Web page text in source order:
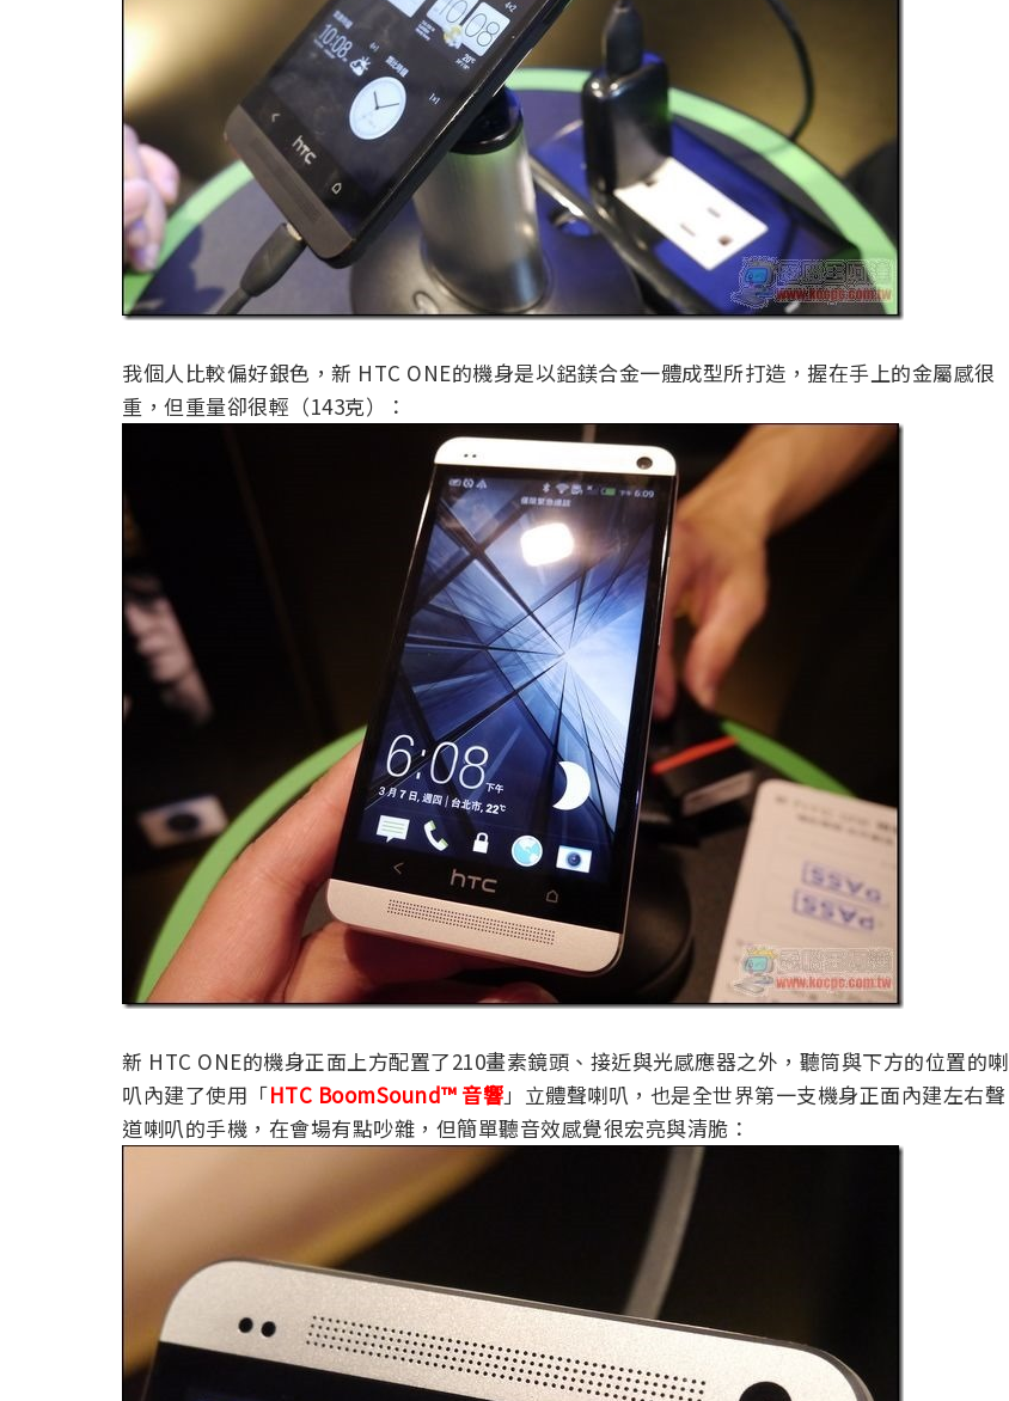
我個人比較偏好銀色，新 HTC ONE的機身是以鋁鎂合金一體成型所打造，握在手上的金屬感很
重，但重量卻很輕（143克）：
新 HTC ONE的機身正面上方配置了210畫素鏡頭、接近與光感應器之外，聽筒與下方的位置的喇
叭內建了使用「HTC BoomSound™ 音響」立體聲喇叭，也是全世界第一支機身正面內建左右聲
道喇叭的手機，在會場有點吵雜，但簡單聽音效感覺很宏亮與清脆：